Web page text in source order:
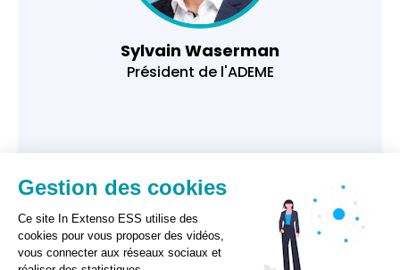
Sylvain Waserman
Président de l'ADEME
Gestion des cookies
Ce site In Extenso ESS utilise des
cookies pour vous proposer des vidéos,
vous connecter aux réseaux sociaux et